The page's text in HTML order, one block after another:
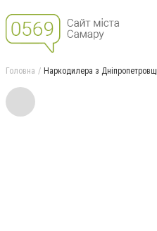
Головна Наркодилера з